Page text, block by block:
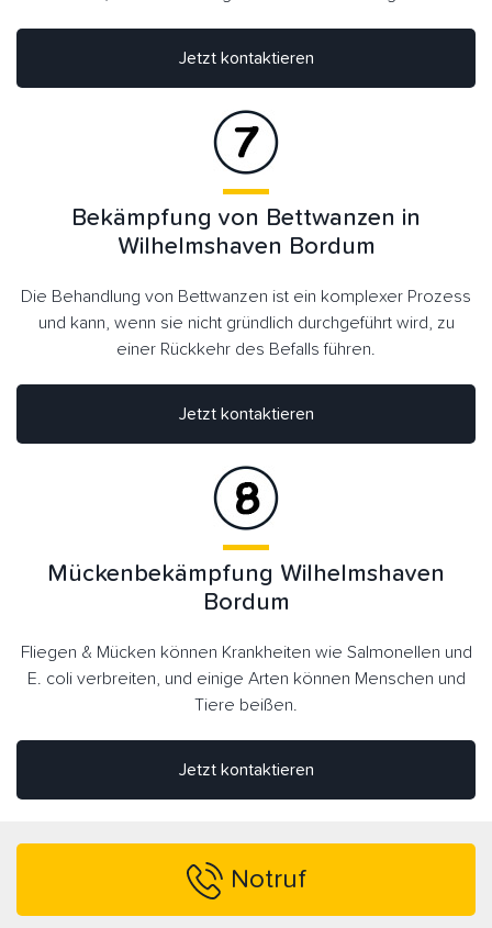
Jetzt kontaktieren
Bekämpfung von Bettwanzen in
Wilhelmshaven Bordum
Die Behandlung von Bettwanzen ist ein komplexer Prozess
und kann, wenn sie nicht gründlich durchgeführt wird, zu
einer Rückkehr des Befalls führen.
Jetzt kontaktieren
Jetzt kontaktieren
Mückenbekämpfung Wilhelmshaven
Bordum
Fliegen & Mücken können Krankheiten wie Salmonellen und
E. coli verbreiten, und einige Arten können Menschen und
Tiere beißen.
Notruf